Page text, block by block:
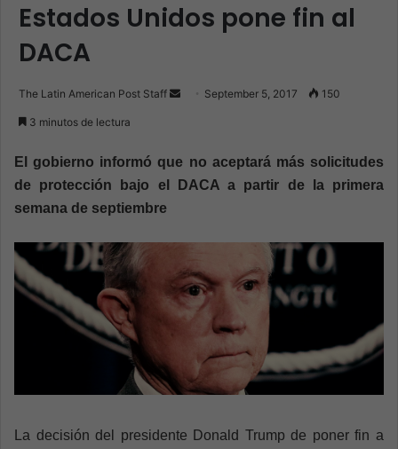
Estados Unidos pone fin al
DACA
The Latin American Post Staff
d
a
m
i
l
September 5, 2017 150
3 minutos de lectura
El gobierno informó que no aceptará más solicitudes
de protección bajo el DACA a partir de la primera
semana de septiembre
La decisión del presidente Donald Trump de poner fin a